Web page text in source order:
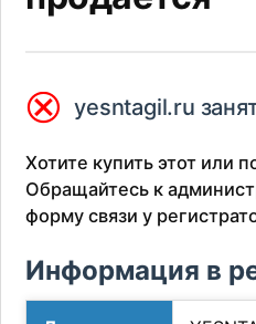
⮿ yesntagil.ru
Хотите купить этот или
Обращайтесь к
форму связи у
Информация в